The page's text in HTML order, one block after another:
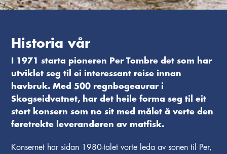
Historia vår
I 1971 starta pioneren Per Tombre det som har
utviklet seg til ei interessant reise innan
havbruk. Med 500 regnbogeaurar i
Skogseidvatnet, har det heile forma seg til eit
stort konsern som no sit med målet å verte den
føretrekte leverandøren av matfisk.
Konsernet har sidan 1980-talet vorte leda av sonen til Per,